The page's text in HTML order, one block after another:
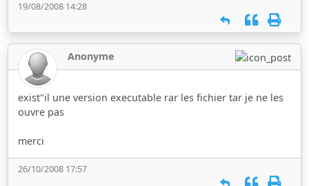
19/08/2008 14:28
Anonyme
exist"il une version executable rar les fichier tar je ne les
ouvre pas
merci
26/10/2008 17:57